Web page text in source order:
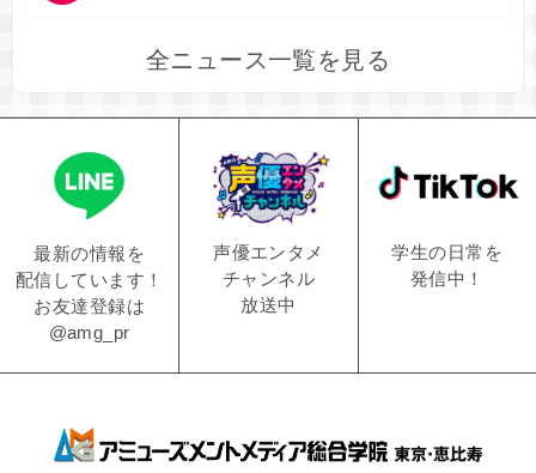
全ニュース一覧を見る
最新の情報を
配信しています！
お友達登録は
@amg_pr
声優エンタメ
チャンネル
放送中
学生の日常を
発信中！